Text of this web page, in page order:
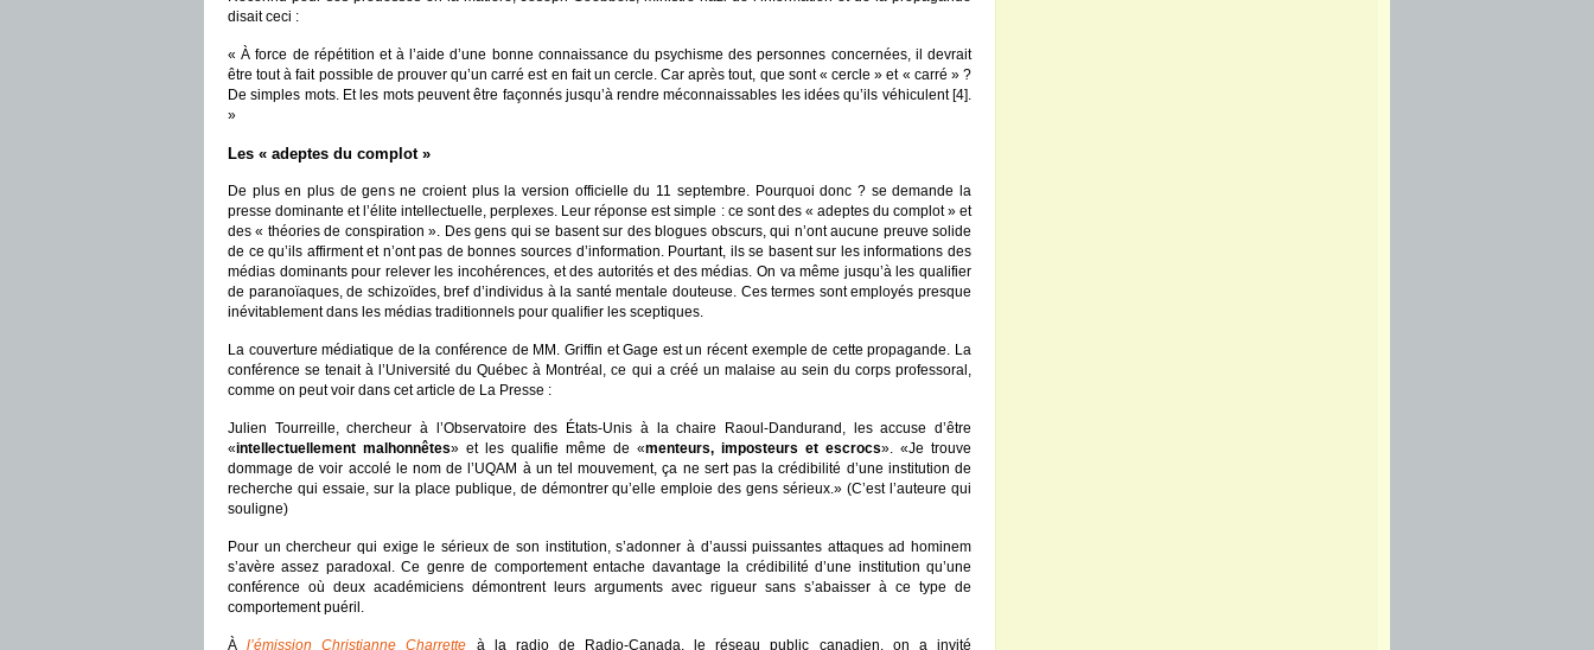
disait ceci :
« À force de répétition et à l’aide d’une bonne connaissance du psychisme des personnes concernées, il devrait
être tout à fait possible de prouver qu’un carré est en fait un cercle. Car après tout, que sont « cercle » et « carré » ?
De simples mots. Et les mots peuvent être façonnés jusqu’à rendre méconnaissables les idées qu’ils véhiculent [4].
»
Les « adeptes du complot »
De plus en plus de gens ne croient plus la version officielle du 11 septembre. Pourquoi donc ? se demande la
presse dominante et l’élite intellectuelle, perplexes. Leur réponse est simple : ce sont des « adeptes du complot » et
des « théories de conspiration ». Des gens qui se basent sur des blogues obscurs, qui n’ont aucune preuve solide
de ce qu’ils affirment et n’ont pas de bonnes sources d’information. Pourtant, ils se basent sur les informations des
médias dominants pour relever les incohérences, et des autorités et des médias. On va même jusqu’à les qualifier
de paranoïaques, de schizoïdes, bref d’individus à la santé mentale douteuse. Ces termes sont employés presque
inévitablement dans les médias traditionnels pour qualifier les sceptiques.
La couverture médiatique de la conférence de MM. Griffin et Gage est un récent exemple de cette propagande. La
conférence se tenait à l’Université du Québec à Montréal, ce qui a créé un malaise au sein du corps professoral,
comme on peut voir dans cet article de La Presse :
Julien Tourreille, chercheur à l’Observatoire des États-Unis à la chaire Raoul-Dandurand, les accuse d’être
«intellectuellement malhonnêtes» et les qualifie même de «menteurs, imposteurs et escrocs». «Je trouve
dommage de voir accolé le nom de l’UQAM à un tel mouvement, ça ne sert pas la crédibilité d’une institution de
recherche qui essaie, sur la place publique, de démontrer qu’elle emploie des gens sérieux.» (C’est l’auteure qui
souligne)
Pour un chercheur qui exige le sérieux de son institution, s’adonner à d’aussi puissantes attaques ad hominem
s’avère assez paradoxal. Ce genre de comportement entache davantage la crédibilité d’une institution qu’une
conférence où deux académiciens démontrent leurs arguments avec rigueur sans s’abaisser à ce type de
comportement puéril.
Àl’émission Christianne Charrette à la radio de Radio-Canada, le réseau public canadien, on a invité